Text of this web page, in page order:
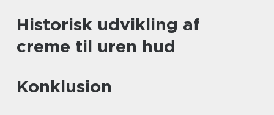
Historisk udvikling af
creme til uren hud
Konklusion